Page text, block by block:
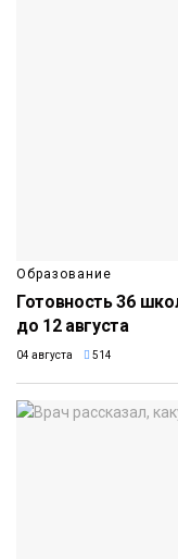
Образование
Готовность 36
до 12 августа
04 августа 514